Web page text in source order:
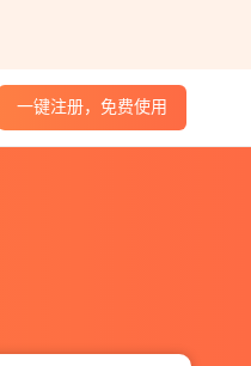
一键注册，免费使用